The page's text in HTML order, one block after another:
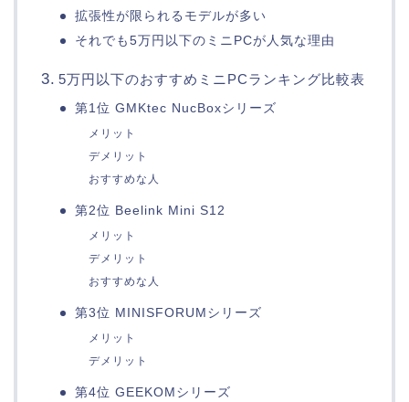
拡張性が限られるモデルが多い
それでも5万円以下のミニPCが人気な理由
5万円以下のおすすめミニPCランキング比較表
第1位 GMKtec NucBoxシリーズ
メリット
デメリット
おすすめな人
第2位 Beelink Mini S12
メリット
デメリット
おすすめな人
第3位 MINISFORUMシリーズ
メリット
デメリット
第4位 GEEKOMシリーズ